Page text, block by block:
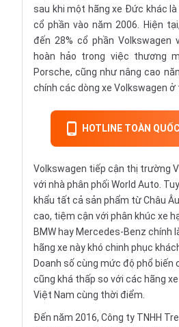
sau khi một hãng xe Đức khác là
cổ phần vào năm 2006. Hiện
đến 28% cổ phần
hoàn hảo trong việc thương
Porsche, cũng như nâng cao
chính các dòng xe Volkswagen ở
HOTLINE TOÀN
Volkswagen tiếp cận thị trường
với nhà phân phối World Auto.
khẩu tất cả sản phẩm từ Châu
cao, tiệm cận với phân khúc xe
BMW hay Mercedes-Benz chính
hãng xe này khó chinh phục
Doanh số cùng mức độ phổ
cũng khá thấp so với các hãng
Việt Nam cùng thời điểm.
Đến năm 2016, Công ty TNHH